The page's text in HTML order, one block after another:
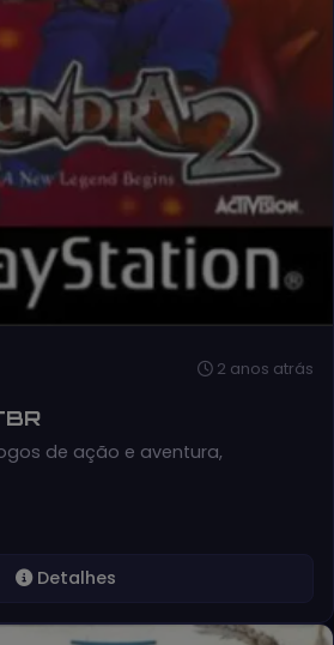
2 anos atrás
de ação e aventura,
Detalhes